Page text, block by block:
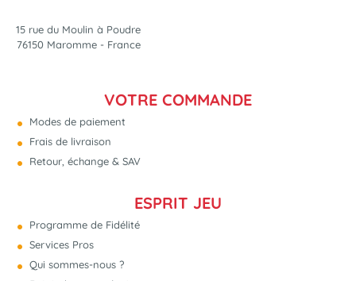
15 rue du Moulin à Poudre
76150 Maromme - France
VOTRE COMMANDE
Modes de paiement
Frais de livraison
Retour, échange & SAV
ESPRIT JEU
Programme de Fidélité
Services Pros
Qui sommes-nous ?